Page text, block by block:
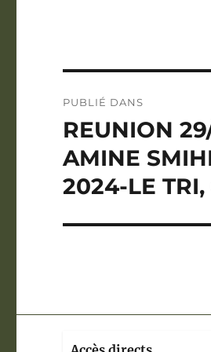
de
l’article
PUBLIÉ DANS
REUNION
AMINE
2024-LE